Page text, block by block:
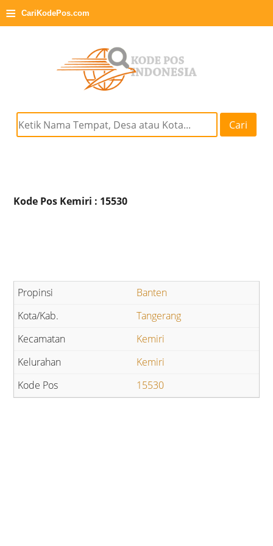
≡ CariKodePos.com
Cari
Kode Pos Kemiri : 15530
Banten
Tangerang
Kemiri
Kemiri
15530